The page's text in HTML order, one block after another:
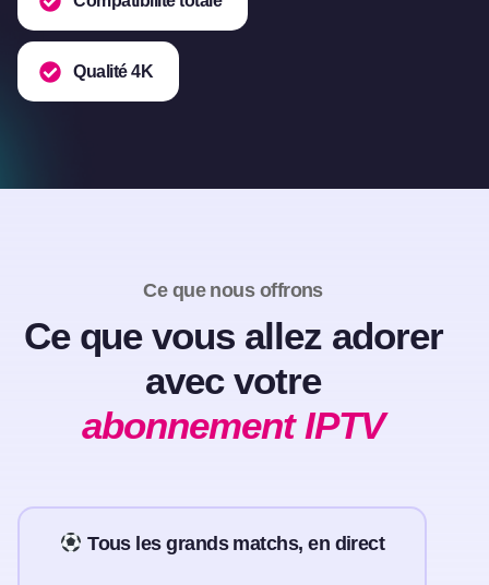
Qualité 4K
Ce que nous offrons
Ce que vous allez adorer
avec votre
abonnement IPTV
Tous les grands matchs, en direct